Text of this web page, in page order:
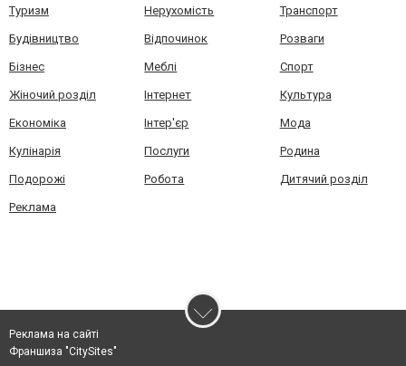
Туризм Нерухомість Транспорт
Будівництво Відпочинок Розваги
Бізнес Меблі Спорт
Жіночий розділ Інтернет Культура
Економіка Інтер'єр Мода
Кулінарія Послуги Родина
Подорожі Робота Дитячий розділ
Реклама
Реклама на сайті
Франшиза "CitySites"